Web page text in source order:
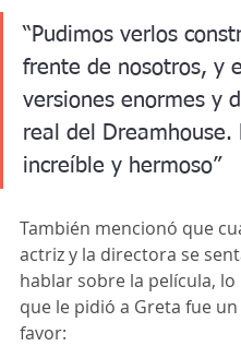
“Pudimos verlos
frente de nosotros, y
versiones enormes y
real del Dreamhouse.
increíble y hermoso”
También mencionó que
actriz y la directora se
hablar sobre la película,
que le pidió a Greta fue
favor: